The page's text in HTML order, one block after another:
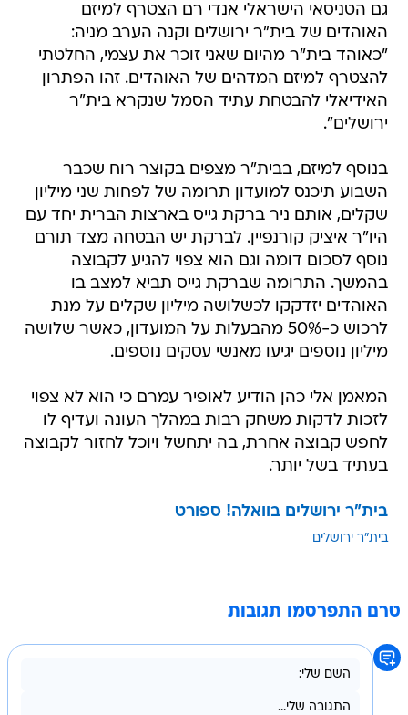
גם הטניסאי הישראלי אנדי רם הצטרף למיזם
האוהדים של בית"ר ירושלים וקנה הערב מניה:
"כאוהד בית"ר מהיום שאני זוכר את עצמי, החלטתי
להצטרף למיזם המדהים של האוהדים. זהו הפתרון
האידיאלי להבטחת עתיד הסמל שנקרא בית"ר
ירושלים".
בנוסף למיזם, בבית"ר מצפים בקוצר רוח שכבר
השבוע תיכנס למועדון תרומה של לפחות שני מיליון
שקלים, אותם ניר ברקת גייס בארצות הברית יחד עם
היו"ר איציק קורנפיין. לברקת יש הבטחה מצד תורם
נוסף לסכום דומה וגם הוא צפוי להגיע לקבוצה
בהמשך. התרומה שברקת גייס תביא למצב בו
האוהדים יזדקקו לכשלושה מיליון שקלים על מנת
לרכוש כ-50% מהבעלות על המועדון, כאשר שלושה
מיליון נוספים יגיעו מאנשי עסקים נוספים.
המאמן אלי כהן הודיע לאופיר עמרם כי הוא לא צפוי
לזכות לדקות משחק רבות במהלך העונה ועדיף לו
לחפש קבוצה אחרת, בה יתחשל ויוכל לחזור לקבוצה
בעתיד בשל יותר.
בית"ר ירושלים בוואלה! ספורט
בית"ר ירושלים
טרם התפרסמו תגובות